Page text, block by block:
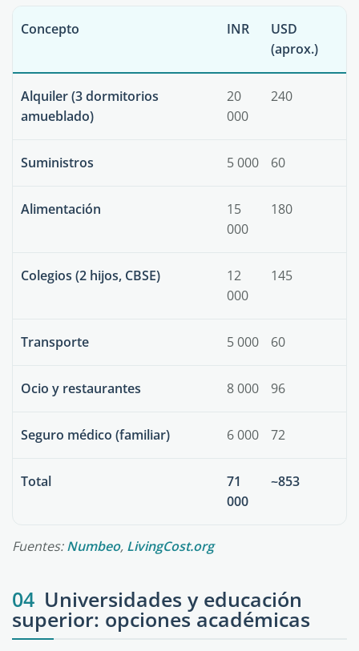
Concepto INR
USD
(aprox.)
Alquiler (3 dormitorios
amueblado)
20
000
240
Suministros 5 000 60
Alimentación
15
000
180
Colegios (2 hijos, CBSE)
12
000
145
Transporte 5 000 60
Ocio y restaurantes 8 000 96
Seguro médico (familiar) 6 000 72
Total
71
000
~853
Fuentes:Numbeo, LivingCost.org
04 Universidades y educación
superior: opciones académicas